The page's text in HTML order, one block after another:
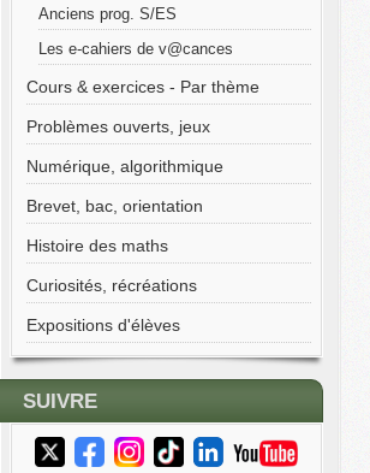
Anciens prog. S/ES
Les e-cahiers de v@cances
Cours & exercices - Par thème
Problèmes ouverts, jeux
Numérique, algorithmique
Brevet, bac, orientation
Histoire des maths
Curiosités, récréations
Expositions d'élèves
SUIVRE